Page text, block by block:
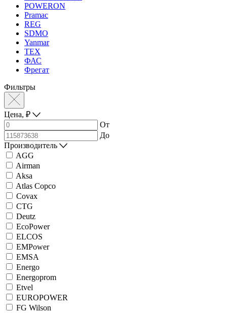
POWERON
Pramac
REG
SDMO
Yanmar
ТЕХ
ФАС
Фрегат
Фильтры
Цена, ₽
От
До
Производитель
AGG
Airman
Aksa
Atlas Copco
Covax
CTG
Deutz
EcoPower
ELCOS
EMPower
EMSA
Energo
Energoprom
Etvel
EUROPOWER
FG Wilson